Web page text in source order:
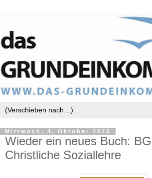
Mittwoch, 4. Oktober 2023
Wieder ein neues Buch:
Christliche Soziallehre